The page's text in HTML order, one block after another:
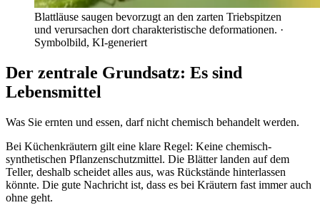
Blattläuse saugen bevorzugt an den zarten Triebspitzen
und verursachen dort charakteristische deformationen. ·
Symbolbild, KI-generiert
Der zentrale Grundsatz: Es sind
Lebensmittel
Was Sie ernten und essen, darf nicht chemisch behandelt werden.
Bei Küchenkräutern gilt eine klare Regel: Keine chemisch-
synthetischen Pflanzenschutzmittel. Die Blätter landen auf dem
Teller, deshalb scheidet alles aus, was Rückstände hinterlassen
könnte. Die gute Nachricht ist, dass es bei Kräutern fast immer auch
ohne geht.